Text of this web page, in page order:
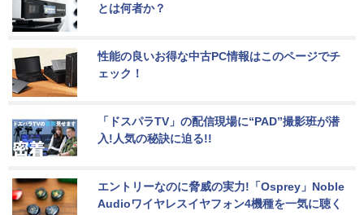
とは何者か？
性能の良いお得な中古PC情報はこのページでチ
ェック！
「ドスパラTV」の配信現場に“PAD”撮影班が潜
入!人気の秘訣に迫る!!
エントリーなのに脅威の実力!「Osprey」Noble
Audioワイヤレスイヤフォン4機種を一気に聴く